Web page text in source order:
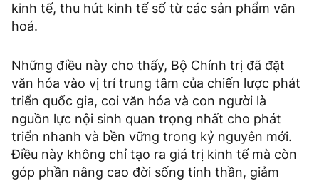
kinh tế, thu hút kinh tế số từ các sản phẩm văn
hoá.
Những điều này cho thấy, Bộ Chính trị đã đặt
văn hóa vào vị trí trung tâm của chiến lược phát
triển quốc gia, coi văn hóa và con người là
nguồn lực nội sinh quan trọng nhất cho phát
triển nhanh và bền vững trong kỷ nguyên mới.
Điều này không chỉ tạo ra giá trị kinh tế mà còn
góp phần nâng cao đời sống tinh thần, giảm